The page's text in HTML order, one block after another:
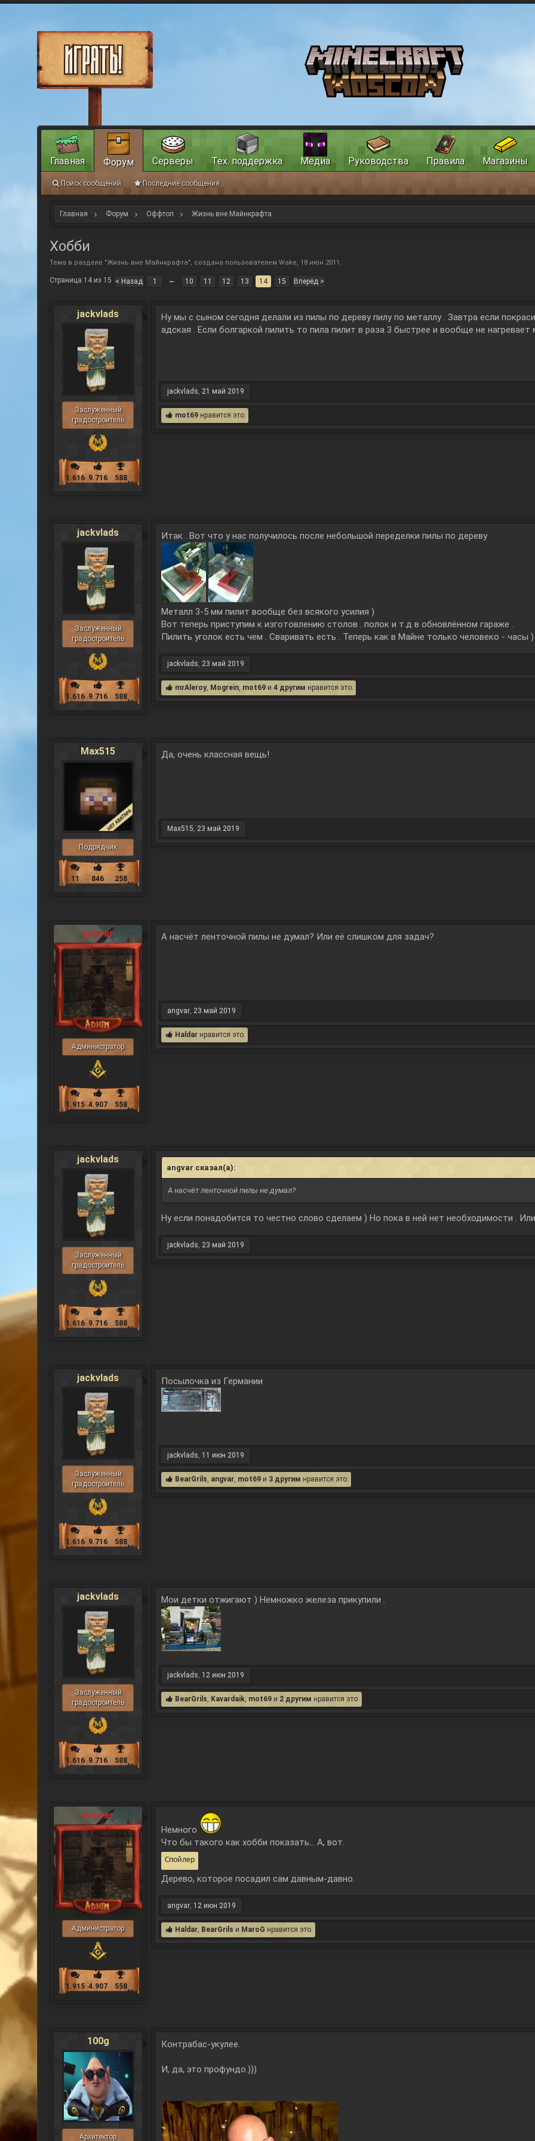
Главная Форум Оффтоп Жизнь вне Майнкрафта
Хобби
Тема в разделе "Жизнь вне Майнкрафта", создана пользователем Wake, 18 июн 2011 .
Страница 14 из 15 < Назад 1 ← 10 11 12 13 14 15 Вперёд >
jackvlads
Заслуженный
градостроитель
1.616 9.716 588
Ну мы с сыном сегодня делали из пилы по дереву пилу по металлу . Завтра если
адская . Если болгаркой пилить то пила пилит в раза 3 быстрее и вообще не
jackvlads, 21 май 2019
mot69 нравится это.
jackvlads
Заслуженный
градостроитель
1.616 9.716 588
Итак . Вот что у нас получилось после небольшой переделки пилы по дереву
Металл 3-5 мм пилит вообще без всякого усилия )
Вот теперь приступим к изготовлению столов . полок и т.д в обновлённом гараже .
Пилить уголок есть чем . Сваривать есть . Теперь как в Майне только человеко - часы )
jackvlads, 23 май 2019
mrAleroy, Mogrein, mot69 и 4 другим нравится это.
Max515
Подрядчик
11 846 258
Да, очень классная вещь!
Max515, 23 май 2019
angvar
Администратор
1.915 4.907 558
А насчёт ленточной пилы не думал? Или её слишком для задач?
angvar, 23 май 2019
Haldar нравится это.
jackvlads
Заслуженный
градостроитель
1.616 9.716 588
angvar сказал(а):
А насчёт ленточной пилы не думал?
Ну если понадобится то честно слово сделаем ) Но пока в ней нет необходимости .
jackvlads, 23 май 2019
jackvlads
Заслуженный
градостроитель
1.616 9.716 588
Посылочка из Германии
jackvlads, 11 июн 2019
BearGrils, angvar, mot69 и 3 другим нравится это.
jackvlads
Заслуженный
градостроитель
1.616 9.716 588
Мои детки отжигают ) Немножко железа прикупили .
jackvlads, 12 июн 2019
BearGrils, Kavardaik, mot69 и 2 другим нравится это.
angvar
Администратор
1.915 4.907 558
Немного
Что бы такого как хобби показать... А, вот.
Спойлер
Дерево, которое посадил сам давным-давно.
angvar, 12 июн 2019
Haldar, BearGrils и MaroG нравится это.
100g
Архитектор
Контрабас-укулее.
И, да, это профундо.)))
Главная Форум
Поиск сообщений Последние сообщения
Серверы Тех. поддержка Медиа Руководства Правила Магазины